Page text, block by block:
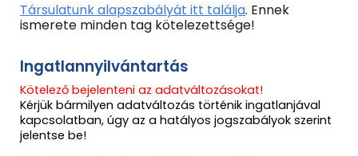
Társulatunk alapszabályát itt találja. Ennek
ismerete minden tag kötelezettsége!
Ingatlannyilvántartás
Kötelező bejelenteni az adatváltozásokat!
Kérjük bármilyen adatváltozás történik ingatlanjával
kapcsolatban, úgy az a hatályos jogszabályok szerint
jelentse be!